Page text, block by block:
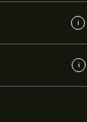
i
i